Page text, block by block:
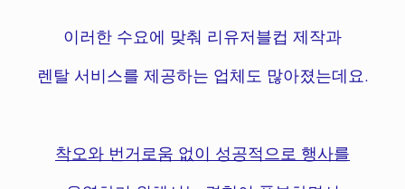
이러한 수요에 맞춰 리유저블컵 제작과
렌탈 서비스를 제공하는 업체도 많아졌는데요.
착오와 번거로움 없이 성공적으로 행사를